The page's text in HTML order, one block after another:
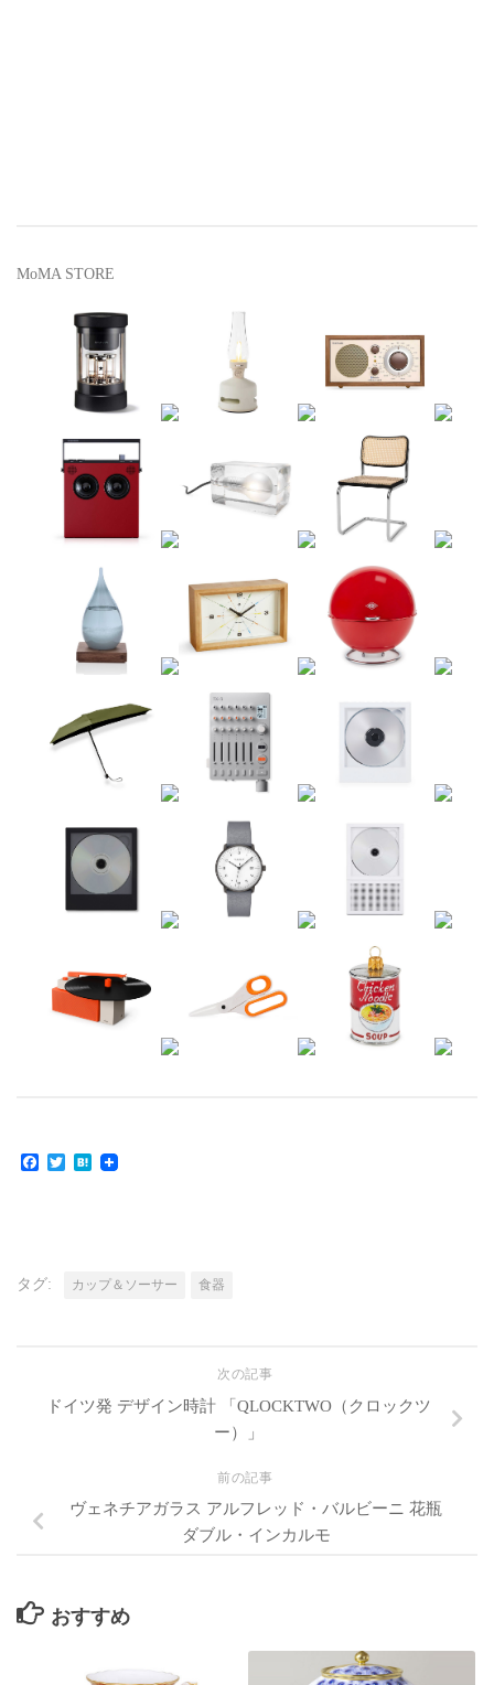
MoMA STORE
Facebook
TwitterHatena
タグ: カップ＆ソーサー 食器
次の記事
ドイツ発 デザイン時計 「QLOCKTWO（クロックツ
ー）」
前の記事
ヴェネチアガラス アルフレッド・バルビーニ 花瓶
ダブル・インカルモ
おすすめ